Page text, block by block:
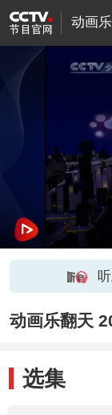
动画
动画乐翻天
选集